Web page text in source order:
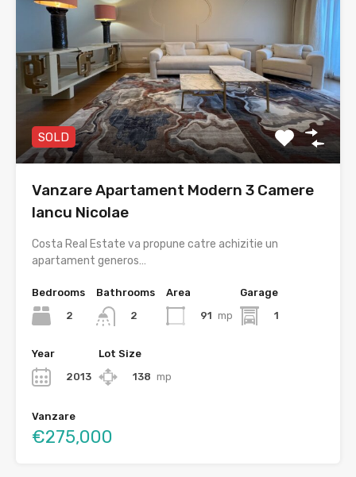
SOLD
Vanzare Apartament Modern 3 Camere
Iancu Nicolae
Costa Real Estate va propune catre achizitie un
apartament generos…
Bedrooms
2
Bathrooms
2
Area
91 mp
Garage
1
Year
2013
Lot Size
138 mp
Vanzare
€275,000